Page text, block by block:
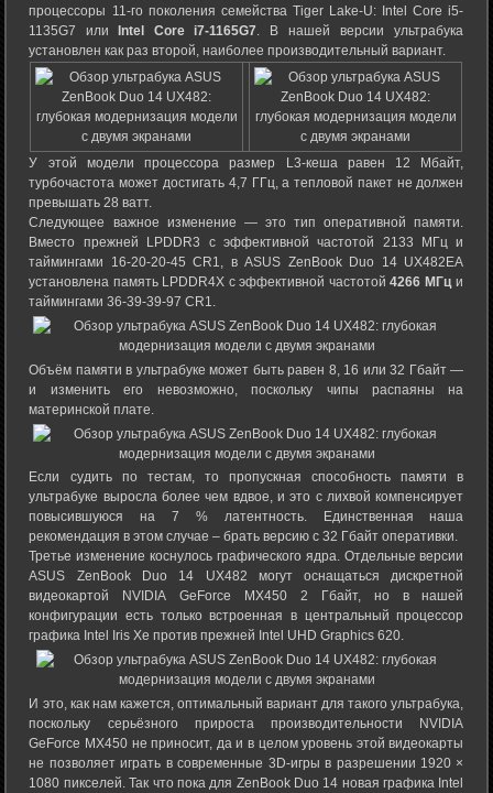
процессоры 11-го поколения семейства Tiger Lake-U: Intel Core i5-
1135G7 илиIntel Core i7-1165G7
. В нашей версии ультрабука
установлен как раз второй, наиболее производительный вариант.
У этой модели процессора размер L3-кеша равен 12 Мбайт,
турбочастота может достигать 4,7 ГГц, а тепловой пакет не должен
превышать 28 ватт.
Следующее важное изменение — это тип оперативной памяти.
Вместо прежней LPDDR3 с эффективной частотой 2133 МГц и
таймингами 16-20-20-45 CR1, в ASUS ZenBook Duo 14 UX482EA
установлена память LPDDR4X с эффективной частотой4266 МГц и
таймингами 36-39-39-97 CR1.
Объём памяти в ультрабуке может быть равен 8, 16 или 32 Гбайт —
и изменить его невозможно, поскольку чипы распаяны на
материнской плате.
Если судить по тестам, то пропускная способность памяти в
ультрабуке выросла более чем вдвое, и это с лихвой компенсирует
повысившуюся на 7 % латентность. Единственная наша
рекомендация в этом случае – брать версию с 32 Гбайт оперативки.
Третье изменение коснулось графического ядра. Отдельные версии
ASUS ZenBook Duo 14 UX482 могут оснащаться дискретной
видеокартой NVIDIA GeForce MX450 2 Гбайт, но в нашей
конфигурации есть только встроенная в центральный процессор
графика Intel Iris Xe против прежней Intel UHD Graphics 620.
И это, как нам кажется, оптимальный вариант для такого ультрабука,
поскольку серьёзного прироста производительности NVIDIA
GeForce MX450 не приносит, да и в целом уровень этой видеокарты
не позволяет играть в современные 3D-игры в разрешении 1920 ×
1080 пикселей. Так что пока для ZenBook Duo 14 новая графика Intel